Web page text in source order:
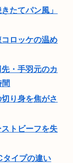
たてパン風」
ロッケの温め
・手羽元のカ
り身を焦がさ
トビーフを失
タイプの違い